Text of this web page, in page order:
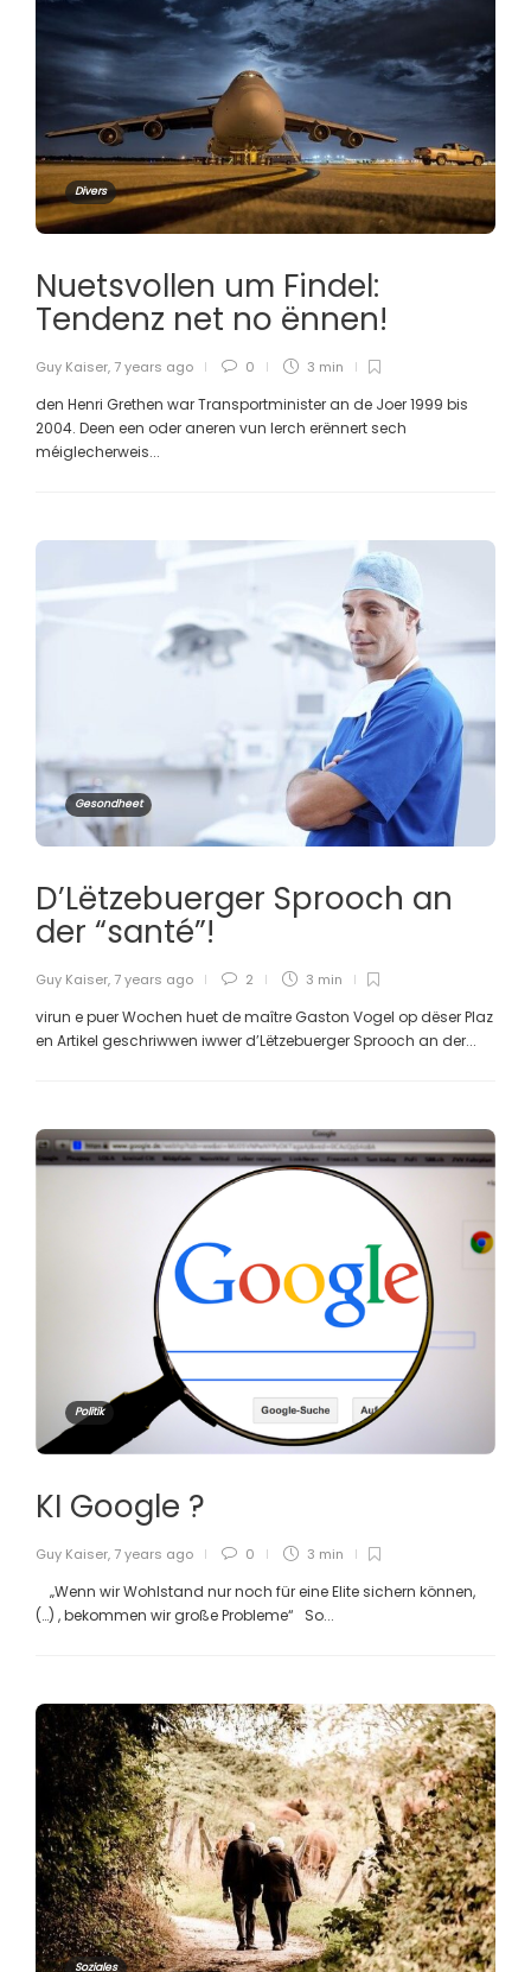
Divers
Nuetsvollen um Findel:
Tendenz net no ënnen!
Guy Kaiser, 7 years ago 0 3 min
den Henri Grethen war Transportminister an de Joer 1999 bis
2004. Deen een oder aneren vun Ierch erënnert sech
méiglecherweis...
Gesondheet
D’Lëtzebuerger Sprooch an
der “santé”!
Guy Kaiser, 7 years ago 2 3 min
virun e puer Wochen huet de maître Gaston Vogel op dëser Plaz
en Artikel geschriwwen iwwer d’Lëtzebuerger Sprooch an der...
Politik
KI Google ?
Guy Kaiser, 7 years ago 0 3 min
„Wenn wir Wohlstand nur noch für eine Elite sichern können,
(…) , bekommen wir große Probleme“ So...
Soziales